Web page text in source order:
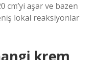
cm’yi aşar ve bazen
lokal reaksiyonlar
krem